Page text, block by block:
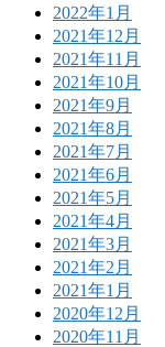
2022年1月
2021年12月
2021年11月
2021年10月
2021年9月
2021年8月
2021年7月
2021年6月
2021年5月
2021年4月
2021年3月
2021年2月
2021年1月
2020年12月
2020年11月